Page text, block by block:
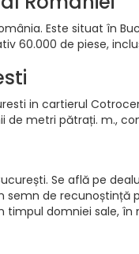
Este situat în
60.000 de piese,
in cartierul
de metri pătrați. m.,
Se află pe
semn de
timpul domniei sale,